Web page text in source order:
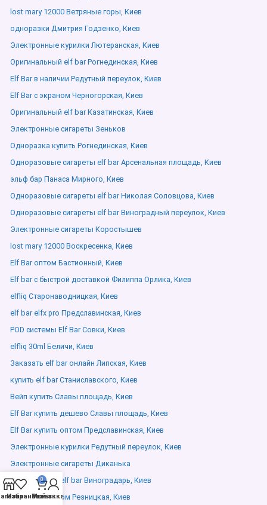
lost mary 12000 Ветряные горы, Киев
одноразки Дмитрия Годзенко, Киев
Электронные курилки Лютеранская, Киев
Оригинальный elf bar Рогнединская, Киев
Elf Bar в наличии Редутный переулок, Киев
Elf Bar с экраном Черногорская, Киев
Оригинальный elf bar Казатинская, Киев
Электронные сигареты Зеньков
Одноразка купить Рогнединская, Киев
Одноразовые сигареты elf bar Арсенальная площадь, Киев
эльф бар Панаса Мирного, Киев
Одноразовые сигареты elf bar Николая Соловцова, Киев
Одноразовые сигареты elf bar Виноградный переулок, Киев
Электронные сигареты Коростышев
lost mary 12000 Воскресенка, Киев
Elf Bar оптом Бастионный, Киев
Elf bar с быстрой доставкой Филиппа Орлика, Киев
elfliq Старонаводницкая, Киев
elf bar elfx pro Предславинская, Киев
POD системы Elf Bar Совки, Киев
elfliq 30ml Беличи, Киев
Заказать elf bar онлайн Липская, Киев
купить elf bar Станиславского, Киев
Вейп купить Славы площадь, Киев
Elf Bar купить дешево Славы площадь, Киев
Elf Bar купить оптом Предславинская, Киев
Электронные курилки Редутный переулок, Киев
Электронные сигареты Диканька
классический elf bar Виноградарь, Киев
Elf Bar с экраном Резницкая, Киев
Избранное
0
Заказ
Мой аккаунт